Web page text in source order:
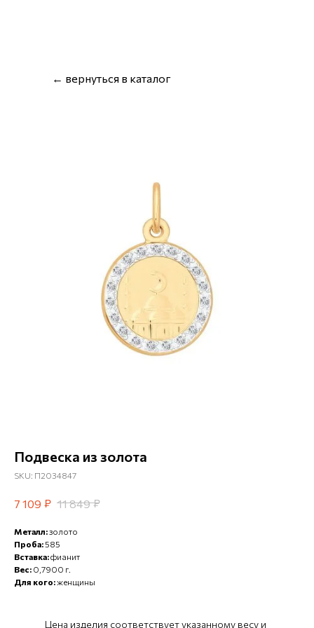
← вернуться в каталог
Подвеска из золота
SKU: П2034847
7 109 ₽ 11 849 ₽
Металл:золото
Проба:585
Вставка:фианит
Вес: 0,7900 г.
Для кого:женщины
Цена изделия соответствует указанному весу и